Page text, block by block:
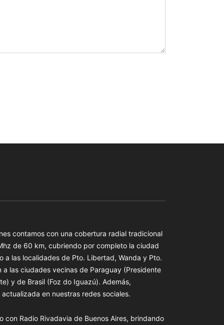
contamos con una cobertura radial tradicional
de 60 km, cubriendo por completo la ciudad
a las localidades de Pto. Libertad, Wanda y Pto.
a las ciudades vecinas de Paraguay (Presidente
y de Brasil (Foz do Iguazú). Además,
en nuestras redes sociales.
con Radio Rivadavia de Buenos Aires, brindando